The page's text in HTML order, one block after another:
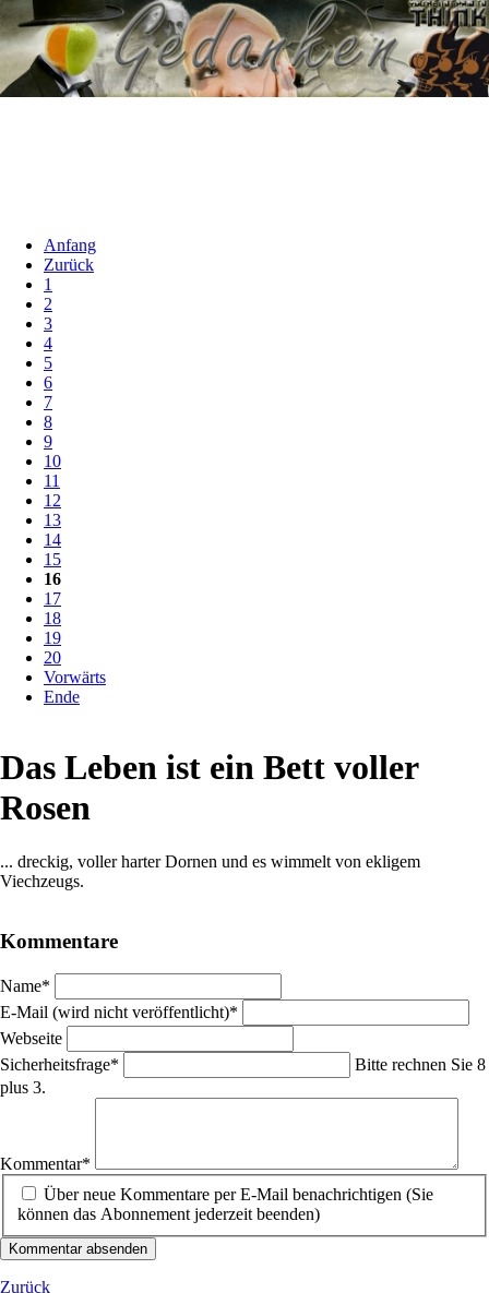
Anfang
Zurück
1
2
3
4
5
6
7
8
9
10
11
12
13
14
15
16
17
18
19
20
Vorwärts
Ende
Das Leben ist ein Bett voller
Rosen
... dreckig, voller harter Dornen und es wimmelt von ekligem
Viechzeugs.
Kommentare
Pflichtfeld
Name*
Pflichtfeld
E-Mail (wird nicht veröffentlicht)*
Webseite
Pflichtfeld
Sicherheitsfrage*
Bitte rechnen Sie 8
plus 3.
Kommentar*
Über neue Kommentare per E-Mail benachrichtigen (Sie
können das Abonnement jederzeit beenden)
Kommentar absenden
Zurück